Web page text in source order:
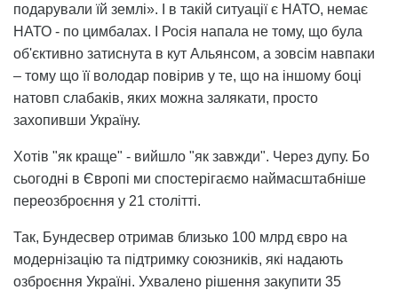
подарували їй землі». І в такій ситуації є НАТО, немає
НАТО - по цимбалах. І Росія напала не тому, що була
об'єктивно затиснута в кут Альянсом, а зовсім навпаки
– тому що її володар повірив у те, що на іншому боці
натовп слабаків, яких можна залякати, просто
захопивши Україну.
Хотів "як краще" - вийшло "як завжди". Через дупу. Бо
сьогодні в Європі ми спостерігаємо наймасштабніше
переозброєння у 21 столітті.
Так, Бундесвер отримав близько 100 млрд євро на
модернізацію та підтримку союзників, які надають
озброєння Україні. Ухвалено рішення закупити 35